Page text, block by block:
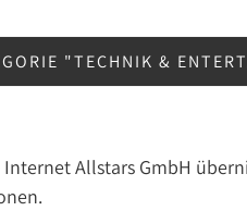
"TECHNIK &
Allstars GmbH